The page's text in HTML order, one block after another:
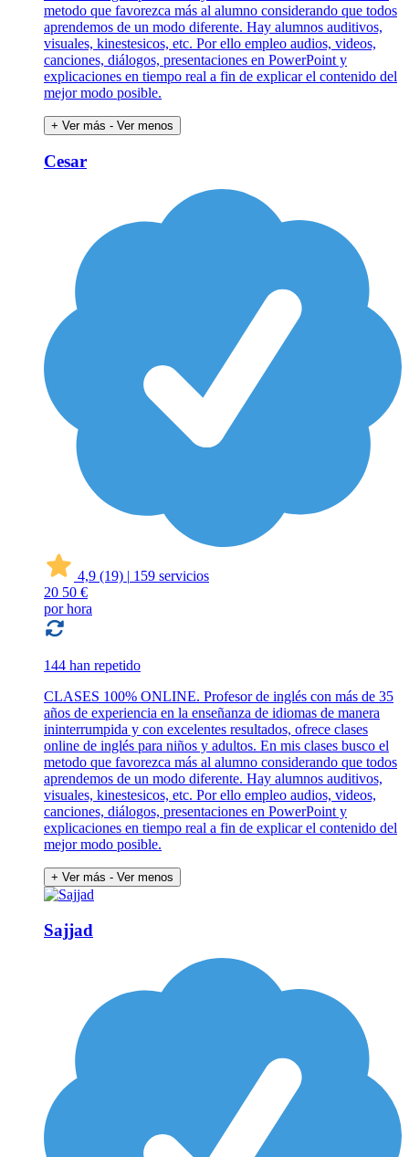
metodo que favorezca más al alumno considerando que todos
aprendemos de un modo diferente. Hay alumnos auditivos,
visuales, kinestesicos, etc. Por ello empleo audios, videos,
canciones, diálogos, presentaciones en PowerPoint y
explicaciones en tiempo real a fin de explicar el contenido del
mejor modo posible.
+ Ver más - Ver menos
Cesar
4,9 (19) | 159 servicios
20 50 €
por hora
144 han repetido
CLASES 100% ONLINE. Profesor de inglés con más de 35
años de experiencia en la enseñanza de idiomas de manera
ininterrumpida y con excelentes resultados, ofrece clases
online de inglés para niños y adultos. En mis clases busco el
metodo que favorezca más al alumno considerando que todos
aprendemos de un modo diferente. Hay alumnos auditivos,
visuales, kinestesicos, etc. Por ello empleo audios, videos,
canciones, diálogos, presentaciones en PowerPoint y
explicaciones en tiempo real a fin de explicar el contenido del
mejor modo posible.
+ Ver más - Ver menos
Sajjad